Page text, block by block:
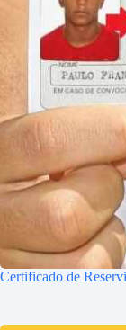
Certificado de